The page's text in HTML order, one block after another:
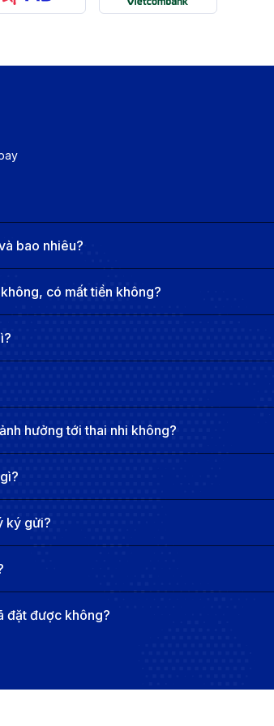
(EXT) → Plymouth– Vietnam
đến cho hành khách trải nghiệm bay
vụ hạng nhất, đội bay hiện đại và các
London đến Exeter, với dịch vụ chất
lượng cao, cung cấp các chuyến bay tiện
chuyến đến London, mang đến cho
tùy vào thời gian và hãng hàng
- tháng 8) hoặc dịp lễ tết, giá vé có thể
Nếu đặt vé trước ít nhất 2-3 tháng, bạn
cao hơn so với các mùa thấp điểm
hay Vietnam Airlines có thể có
được mức giá tốt nhất. Vé máy bay
bao nhiêu?
có mất tiền không?
hưởng tới thai nhi không?
ký gửi?
đặt được không?